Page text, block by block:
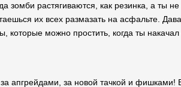
зомби растягиваются, как резинка, а ты
их всех размазать на асфальте.
можно простить, когда ты
апгрейдами, за новой тачкой и фишками!